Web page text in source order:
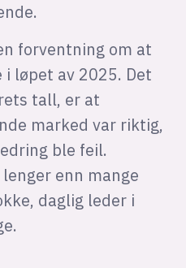
forventning om at
løpet av 2025. Det
tall, er at
marked var riktig,
ble feil.
enn mange
daglig leder i